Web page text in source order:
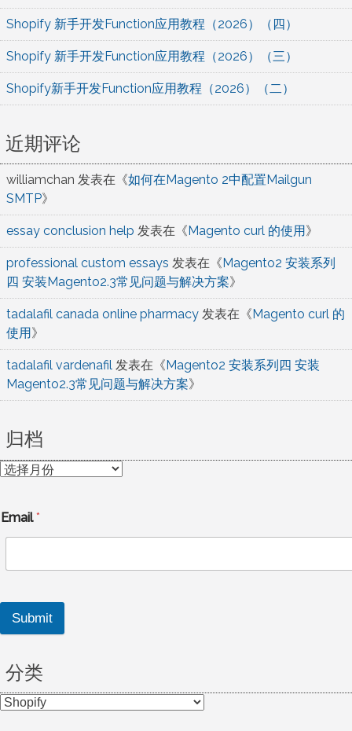
Shopify 新手开发Function应用教程（2026）（四）
Shopify 新手开发Function应用教程（2026）（三）
Shopify新手开发Function应用教程（2026）（二）
近期评论
williamchan 发表在《如何在Magento 2中配置Mailgun
SMTP》
essay conclusion help 发表在《 Magento curl 的使用 》
professional custom essays 发表在《 Magento2 安装系列
四 安装Magento2.3常见问题与解决方案》
tadalafil canada online pharmacy 发表在《 Magento curl 的
使用 》
tadalafil vardenafil 发表在《 Magento2 安装系列四 安装
Magento2.3常见问题与解决方案》
归档
归
Email*
Submit
分类
分